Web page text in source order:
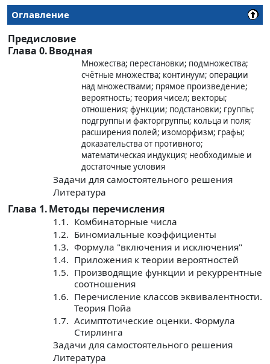
Оглавление
Предисловие
Глава 0.Вводная
Множества; перестановки; подмножества;
счётные множества; континуум; операции
над множествами; прямое произведение;
вероятность; теория чисел; векторы;
отношения; функции; подстановки; группы;
подгруппы и факторгруппы; кольца и поля;
расширения полей; изоморфизм; графы;
доказательства от противного;
математическая индукция; необходимые и
достаточные условия
Задачи для самостоятельного решения
Литература
Глава 1.Методы перечисления
1.1. Комбинаторные числа
1.2. Биномиальные коэффициенты
1.3. Формула "включения и исключения"
1.4. Приложения к теории вероятностей
1.5. Производящие функции и рекуррентные
соотношения
1.6. Перечисление классов эквивалентности.
Теория Пойа
1.7. Асимптотические оценки. Формула
Стирлинга
Задачи для самостоятельного решения
Литература